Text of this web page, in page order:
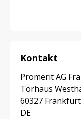
Kontakt
Promerit AG
Torhaus
60327
DE